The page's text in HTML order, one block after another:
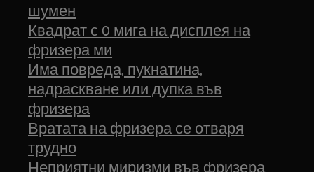
шумен
Квадрат с 0 мига на дисплея на
фризера ми
Има повреда, пукнатина,
надраскване или дупка във
фризера
Вратата на фризера се отваря
трудно
Неприятни миризми във фризера